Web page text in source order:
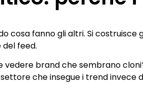
cosa fanno gli altri. Si
feed.
brand che sembrano
che insegue i trend invece